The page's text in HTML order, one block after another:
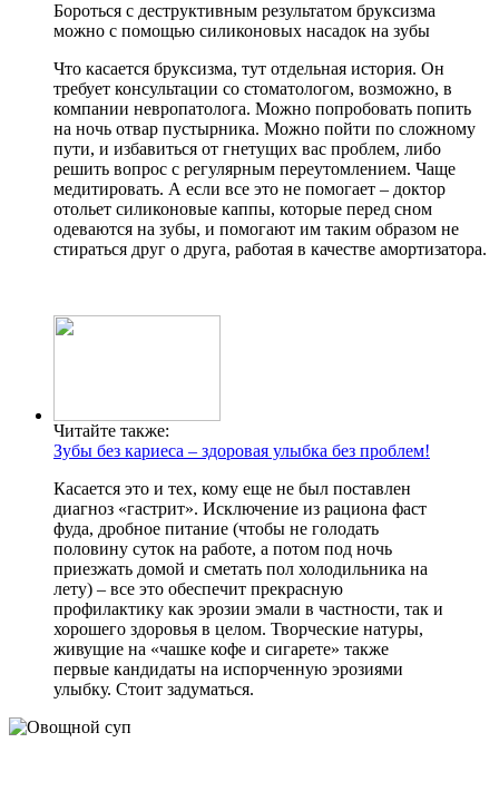
Бороться с деструктивным результатом бруксизма
можно с помощью силиконовых насадок на зубы
Что касается бруксизма, тут отдельная история. Он
требует консультации со стоматологом, возможно, в
компании невропатолога. Можно попробовать попить
на ночь отвар пустырника. Можно пойти по сложному
пути, и избавиться от гнетущих вас проблем, либо
решить вопрос с регулярным переутомлением. Чаще
медитировать. А если все это не помогает – доктор
отольет силиконовые каппы, которые перед сном
одеваются на зубы, и помогают им таким образом не
стираться друг о друга, работая в качестве амортизатора.
Читайте также:
Зубы без кариеса – здоровая улыбка без проблем!
Касается это и тех, кому еще не был поставлен
диагноз «гастрит». Исключение из рациона фаст
фуда, дробное питание (чтобы не голодать
половину суток на работе, а потом под ночь
приезжать домой и сметать пол холодильника на
лету) – все это обеспечит прекрасную
профилактику как эрозии эмали в частности, так и
хорошего здоровья в целом. Творческие натуры,
живущие на «чашке кофе и сигарете» также
первые кандидаты на испорченную эрозиями
улыбку. Стоит задуматься.